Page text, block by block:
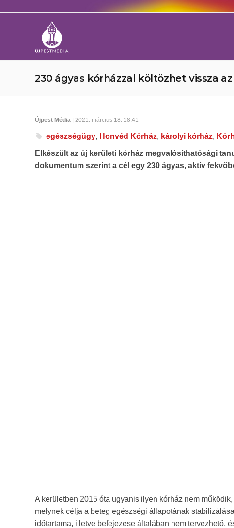
230 ágyas kórházzal költözhet vissza
Újpest Média | 2021. március 18. 18:41
egészségügy, Honvéd Kórház, károlyi kórház,
Elkészült az új kerületi kórház megvalósíthatósági
dokumentum szerint a cél egy 230 ágyas, aktív
A kerületben 2015 óta ugyanis ilyen kórház nem
melynek célja a beteg egészségi állapotának
időtartama, illetve befejezése általában nem tervezhető,